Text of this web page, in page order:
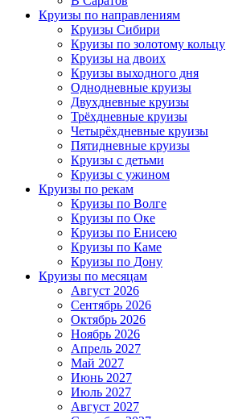
Круизы по направлениям
Круизы Сибири
Круизы по золотому кольцу
Круизы на двоих
Круизы выходного дня
Однодневные круизы
Двухдневные круизы
Трёхдневные круизы
Четырёхдневные круизы
Пятидневные круизы
Круизы с детьми
Круизы с ужином
Круизы по рекам
Круизы по Волге
Круизы по Оке
Круизы по Енисею
Круизы по Каме
Круизы по Дону
Круизы по месяцам
Август 2026
Сентябрь 2026
Октябрь 2026
Ноябрь 2026
Апрель 2027
Май 2027
Июнь 2027
Июль 2027
Август 2027